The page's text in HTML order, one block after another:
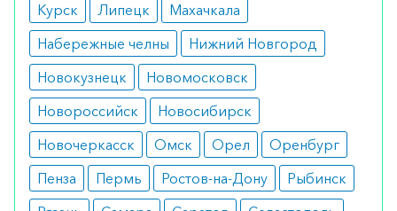
гиперчувствительность к компонентам
препарата;
изменения эндокринной системы
(характерные для предменопаузы);
беременность и лактация.
Побочные реакции
головная боль;
тошнота;
приливы;
Курск
Липецк
Махачкала
Набережные челны
Нижний Новгород
Новокузнецк
Новомосковск
Новороссийск
Новосибирск
Новочеркасск
Омск Орел
Оренбург
Пенза
Пермь Ростов-на-Дону
Рыбинск